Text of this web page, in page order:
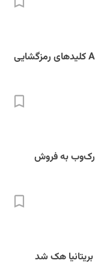
گرداننده باج‌افزار AstraLocker کلیدهای رمزگشایی
به فروش
هک شد